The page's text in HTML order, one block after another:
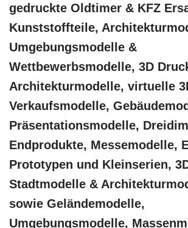
gedruckte Oldtimer & KFZ
Kunststoffteile,
Umgebungsmodelle &
Wettbewerbsmodelle, 3D
Architekturmodelle, virtuelle
Verkaufsmodelle,
Präsentationsmodelle,
Endprodukte, Messemodelle,
Prototypen und Kleinserien,
Stadtmodelle &
sowie Geländemodelle,
Umgebungsmodelle,